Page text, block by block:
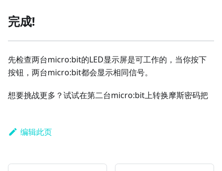
完成!
先检查两台micro:bit的LED显示屏是可工作的，当你按下
按钮，两台micro:bit都会显示相同信号。
想要挑战更多？试试在第二台micro:bit上转换摩斯密码把
编辑此页